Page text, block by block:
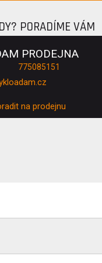
PORADÍME VÁM
PRODEJNA
775085151
na prodejnu